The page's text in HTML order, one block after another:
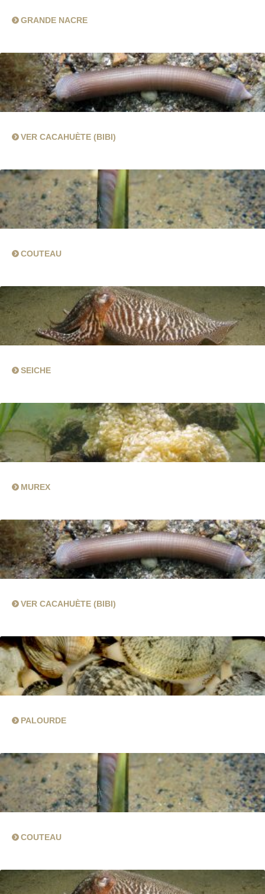
GRANDE NACRE
VER CACAHUÈTE (BIBI)
COUTEAU
SEICHE
MUREX
VER CACAHUÈTE (BIBI)
PALOURDE
COUTEAU